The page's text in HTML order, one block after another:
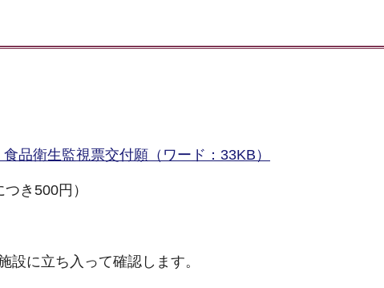
食品衛生監視票交付願（ワード：33KB）
き500円）
設に立ち入って確認します。